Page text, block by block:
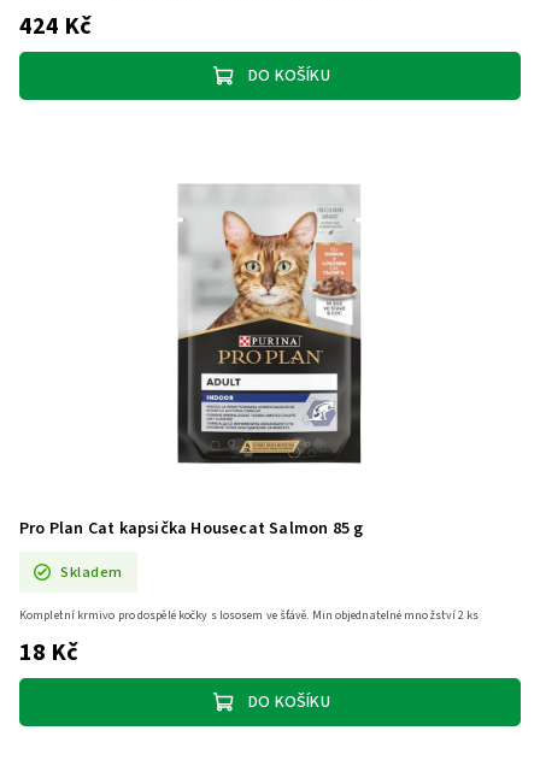
424 Kč
DO KOŠÍKU
Pro Plan Cat kapsička Housecat Salmon 85 g
Skladem
18 Kč
DO KOŠÍKU
Kompletní krmivo pro dospělé kočky s lososem ve šťávě. Min objednatelné množství 2 ks